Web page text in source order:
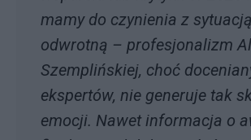
mamy do czynienia z sytuacją
odwrotną – profesjonalizm
Szemplińskiej, choć
ekspertów, nie generuje tak
emocji. Nawet informacja o